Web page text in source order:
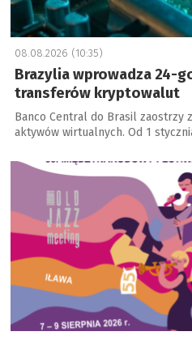
08.08.2026 (10:35)
Brazylia wprowadza 24-
transferów kryptowalut
Banco Central do Brasil zaostrzy
aktywów wirtualnych. Od 1
a